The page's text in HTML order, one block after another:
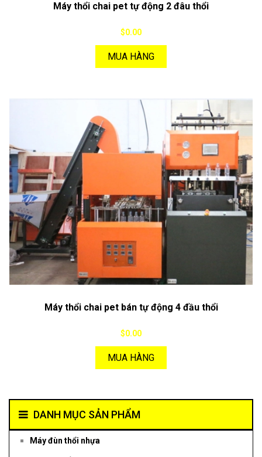
Máy thổi chai pet tự động 2 đâu thổi
$0.00
MUA HÀNG
Máy thổi chai pet bán tự động 4 đầu thổi
$0.00
MUA HÀNG
DANH MỤC SẢN PHẨM
Máy đùn thổi nhựa